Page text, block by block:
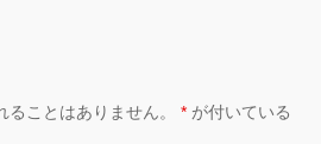
ることはありません。 * が付いている